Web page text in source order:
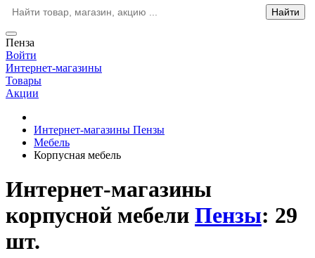
Пенза
Войти
Интернет-магазины
Товары
Акции
Интернет-магазины Пензы
Мебель
Корпусная мебель
Интернет-магазины
корпусной мебели Пензы: 29
шт.